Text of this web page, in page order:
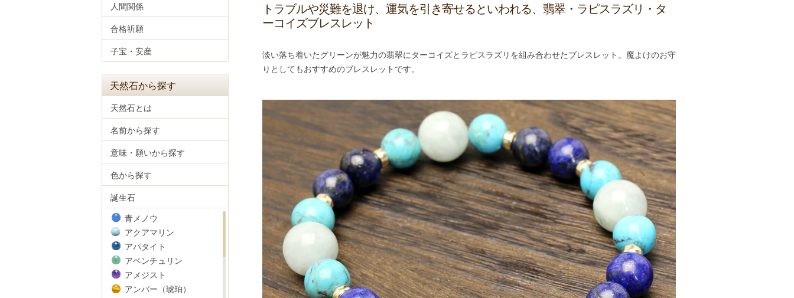
トラブルや災難を退け、運気を引き寄せるといわれる、翡翠・ラピスラズリ・タ
ーコイズブレスレット
淡い落ち着いたグリーンが魅力の翡翠にターコイズとラピスラズリを組み合わせたブレスレット。魔よけのお守
りとしてもおすすめのブレスレットです。
人間関係
合格祈願
子宝・安産
天然石から探す
天然石とは
名前から探す
意味・願いから探す
色から探す
誕生石
青メノウ
アクアマリン
アパタイト
アベンチュリン
アメジスト
アンバー（琥珀）